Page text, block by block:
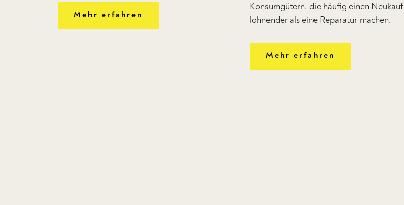
Mehr erfahren
Konsumgütern, die häufig einen Neukauf
lohnender als eine Reparatur machen.
Mehr erfahren